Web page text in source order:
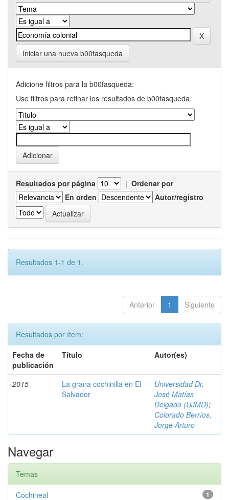
Iniciar una nueva b00fasqueda
Adicione filtros para la b00fasqueda:
Use filtros para refinar los resultados de b00fasqueda.
Resultados por página | Ordenar por
En orden
Autor/registro
Resultados 1-1 de 1.
Anterior 1 Siguiente
Resultados por ítem:
Fecha de
publicación
Título Autor(es)
2015
La grana cochinilla en El
Salvador
Universidad Dr.
José Matías
Delgado (UJMD);
Colorado Berríos,
Jorge Arturo
Navegar
Temas
1
Cochineal